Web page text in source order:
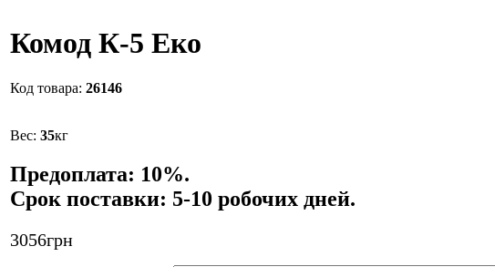
Комод К-5 Еко
26146
35кг
Предоплата: 10%.
Срок поставки: 5-10 робочих дней.
3056грн